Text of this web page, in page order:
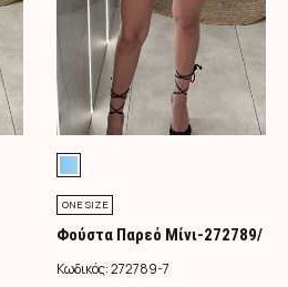
ONE SIZE
Φούστα Παρεό Μίνι-272789/
Τιρκουάζ
Κωδικός:272789-7